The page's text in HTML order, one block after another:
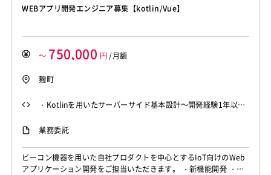
WEBアプリ開発エンジニア募集【kotlin/Vue】
～ 750,000 円 /月額
麹町
・Kotlinを用いたサーバーサイド基本設計～開発経験1年以上
ル / スクラム開発のご経験
業務委託
ビーコン機器を用いた自社プロダクトを中心とするIoT向けのWeb
アプリケーション開発をご担当いただきます。 ・新機能開発 ・既